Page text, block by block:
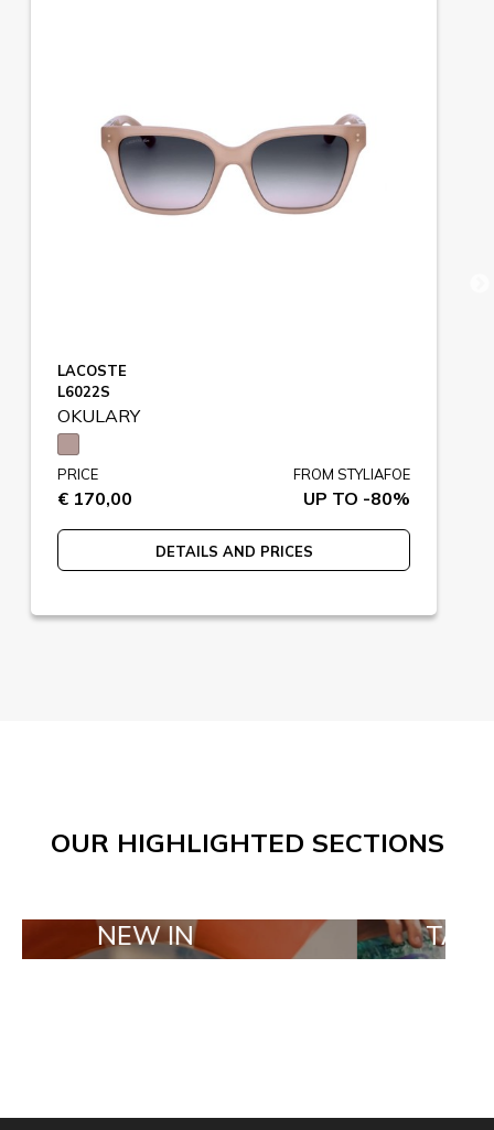
LACOSTE
L6022S
OKULARY
PRICE
€ 170,00
FROM STYLIAFOE
UP TO -80%
DETAILS AND PRICES
OUR HIGHLIGHTED SECTIONS
IN TAILOR